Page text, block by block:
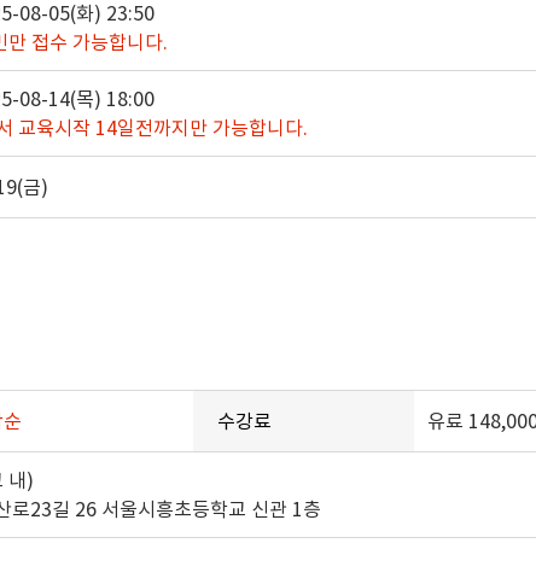
08-05(화) 23:50
접수 가능합니다.
08-14(목) 18:00
교육시작 14일전까지만 가능합니다.
금)
수강료 유료
내)
로23길 26 서울시흥초등학교 신관 1층